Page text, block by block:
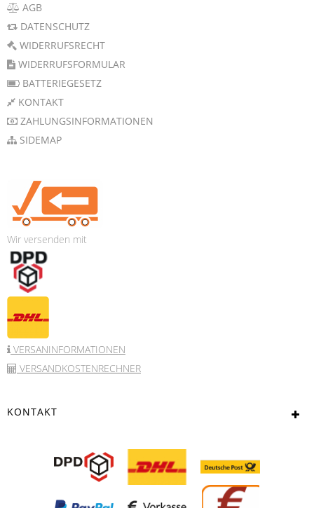
AGB
DATENSCHUTZ
WIDERRUFSRECHT
WIDERRUFSFORMULAR
BATTERIEGESETZ
KONTAKT
ZAHLUNGSINFORMATIONEN
SIDEMAP
Wir versenden mit
VERSANINFORMATIONEN
VERSANDKOSTENRECHNER
KONTAKT